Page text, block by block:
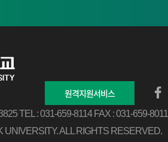
TEL : 031-659-8114 FAX : 031-659-8011
UNIVERSITY.ALL RIGHTS RESERVED.
원격지원서비스